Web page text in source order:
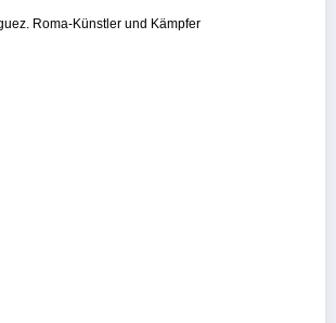
Roma-Künstler und Kämpfer